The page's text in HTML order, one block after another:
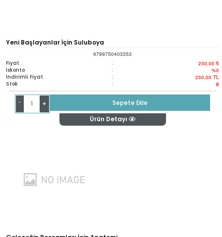
Yeni Başlayanlar İçin Suluboya
9799750403353
Fiyat : 250,00 ₺
İskonto : %0
İndirimli Fiyat : 250,00 TL
Stok : 0
- +
Sepete Ekle
Ürün Detayı